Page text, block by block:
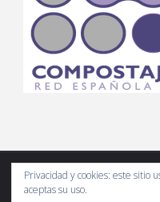
Privacidad y cookies: este sitio
aceptas su uso.